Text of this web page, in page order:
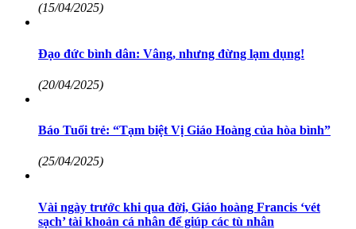
(15/04/2025)
Đạo đức bình dân: Vâng, nhưng đừng lạm dụng!
(20/04/2025)
Báo Tuổi trẻ: “Tạm biệt Vị Giáo Hoàng của hòa bình”
(25/04/2025)
Vài ngày trước khi qua đời, Giáo hoàng Francis ‘vét
sạch’ tài khoản cá nhân để giúp các tù nhân